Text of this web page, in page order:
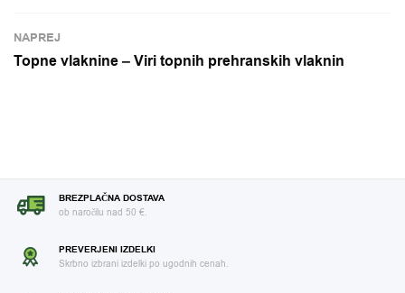
NAPREJ
Topne vlaknine – Viri topnih prehranskih vlaknin
BREZPLAČNA DOSTAVA
ob naročilu nad 50 €.
PREVERJENI IZDELKI
Skrbno izbrani izdelki po ugodnih cenah.